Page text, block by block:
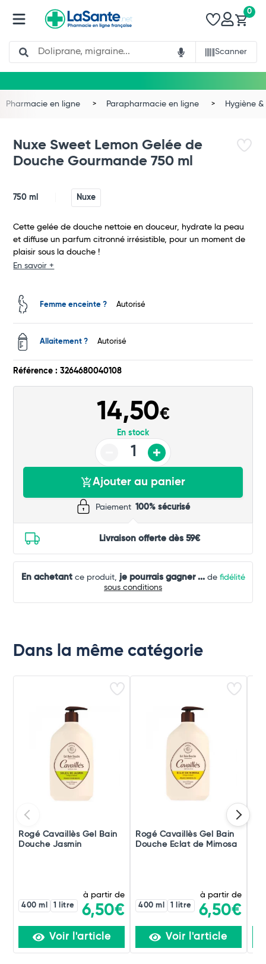
Search
Scanner
0
Commander
Pharmacie en ligne Parapharmacie en ligne Hygiène
Nuxe Sweet Lemon Gelée de
Douche Gourmande 750 ml
750 ml Nuxe
Cette gelée de douche nettoie en douceur, hydrate la peau
et diffuse un parfum citronné irrésistible, pour un moment de
plaisir sous la douche !
En savoir +
Femme enceinte ? Autorisé
Allaitement ? Autorisé
Référence : 3264680040108
14,50€
En stock
Ajouter au panier
Paiement 100% sécurisé
Livraison offerte dès 59€
En achetantce produit, je pourrais gagner ...de fidélité
sous conditions
Dans la même catégorie
Rogé Cavaillès Gel Bain
Douche Jasmin
400 ml 1 litre
à partir de
6,50€
Voir l'article
Rogé Cavaillès Gel Bain
Douche Eclat de Mimosa
400 ml 1 litre
à partir de
6,50€
Voir l'article